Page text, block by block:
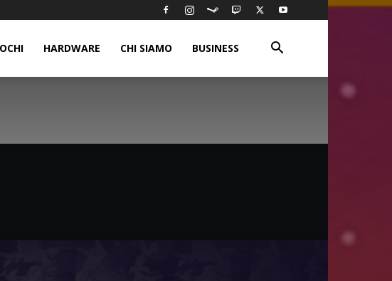
HARDWARE CHI SIAMO BUSINESS